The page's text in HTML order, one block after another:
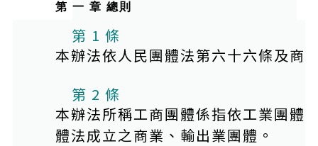
第 一 章 總則
第 1 條
本辦法依人民團體法第六十六條及商
第 2 條
本辦法所稱工商團體係指依工業團體
體法成立之商業、輸出業團體。